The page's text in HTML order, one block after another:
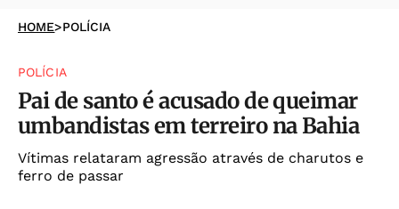
HOME>POLÍCIA
POLÍCIA
Pai de santo é acusado de queimar
umbandistas em terreiro na Bahia
Vítimas relataram agressão através de charutos e
ferro de passar